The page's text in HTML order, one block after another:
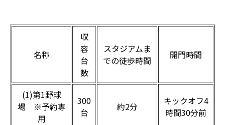
名称
収
容
台
数
スタジアムま
での徒歩時間
開門時間
(1)第1野球
場 ※予約専
用
300
台
約2分
キックオフ4
時間30分前